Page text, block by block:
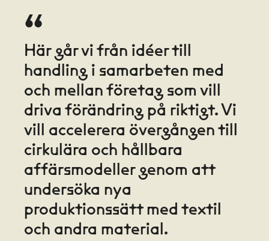
“
Här går vi från idéer till
handling i samarbeten med
och mellan företag som vill
driva förändring på riktigt. Vi
vill accelerera övergången till
cirkulära och hållbara
affärsmodeller genom att
undersöka nya
produktionssätt med textil
och andra material.